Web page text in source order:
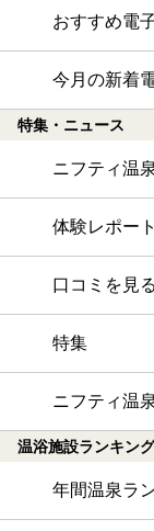
おすすめ電
今月の新着
特集・ニュース
ニフティ温
体験レポート
口コミを見る
特集
ニフティ温
温浴施設ランキング
年間温泉ラ